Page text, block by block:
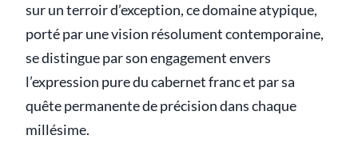
sur un terroir d’exception, ce domaine atypique,
porté par une vision résolument contemporaine,
se distingue par son engagement envers
l’expression pure du cabernet franc et par sa
quête permanente de précision dans chaque
millésime.